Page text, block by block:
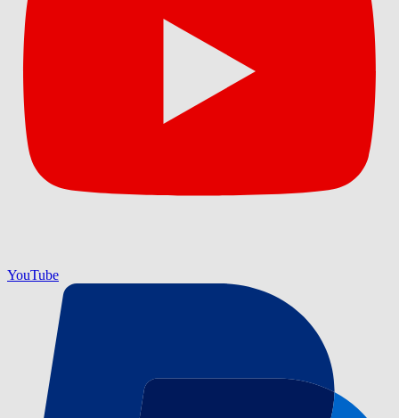
YouTube